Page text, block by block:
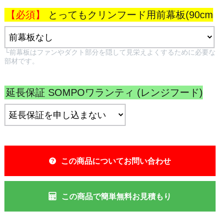
とってもクリンフード用前幕板(90cm
幅)[テクスチャ―ブラック]:
└前幕板はファンやダクト部分を隠して見栄えよくするために必要な
部材です。
延長保証 SOMPOワランティ (レンジフード)
:
この商品についてお問い合わせ
この商品で簡単無料お見積もり